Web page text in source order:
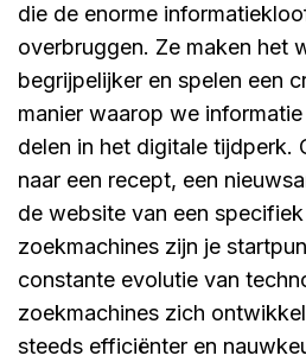
die de enorme
overbruggen. Ze maken het
begrijpelijker en spelen een
manier waarop we
delen in het digitale tijdperk.
naar een recept, een
de website van een
zoekmachines zijn je
constante evolutie van
zoekmachines zich
steeds efficiënter en